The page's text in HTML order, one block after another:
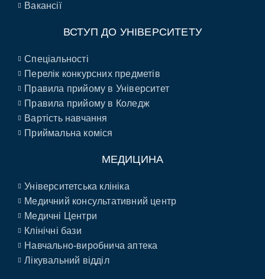
Вакансії
ВСТУП ДО УНІВЕРСИТЕТУ
Спеціальності
Перелік конкурсних предметів
Правила прийому в Університет
Правила прийому в Коледж
Вартість навчання
Приймальна коміся
МЕДИЦИНА
Університетська клініка
Медичний консультативний центр
Медичні Центри
Клінічні бази
Навчально-виробнича аптека
Лікувальний відділ